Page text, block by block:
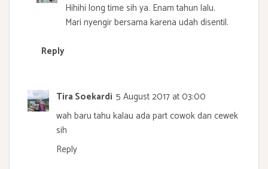
Hihihi long time sih ya. Enam tahun lalu.
Mari nyengir bersama karena udah disentil.
Reply
Tira Soekardi 5 August 2017 at 03:00
wah baru tahu kalau ada part cowok dan cewek
sih
Reply